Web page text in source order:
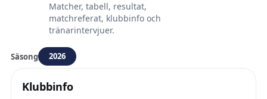
Matcher, tabell, resultat,
matchreferat, klubbinfo och
tränarintervjuer.
Säsong 2026
Klubbinfo